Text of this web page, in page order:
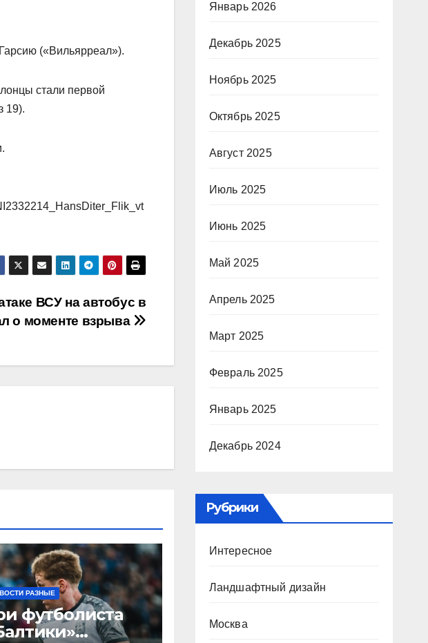
(«Вильярреал»).
стали первой
19).
ВСУ на автобус в
о моменте взрыва
РАЗНЫЕ
футболиста
Январь 2026
Декабрь 2025
Ноябрь 2025
Октябрь 2025
Август 2025
Июль 2025
Июнь 2025
Май 2025
Апрель 2025
Март 2025
Февраль 2025
Январь 2025
Декабрь 2024
Рубрики
Интересное
Ландшафтный дизайн
Москва